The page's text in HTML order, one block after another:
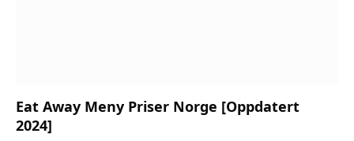
Eat Away Meny Priser Norge [Oppdatert
2024]